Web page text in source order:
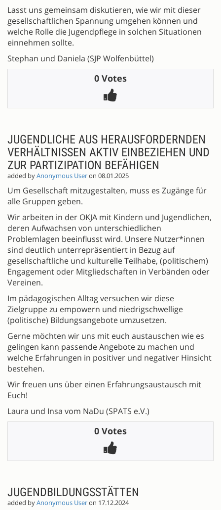
Lasst uns gemeinsam diskutieren, wie wir mit dieser
gesellschaftlichen Spannung umgehen können und
welche Rolle die Jugendpflege in solchen Situationen
einnehmen sollte.
Stephan und Daniela (SJP Wolfenbüttel)
0 Votes
JUGENDLICHE AUS HERAUSFORDERNDEN
VERHÄLTNISSEN AKTIV EINBEZIEHEN UND
ZUR PARTIZIPATION BEFÄHIGEN
added byAnonymous Useron 08.01.2025
Um Gesellschaft mitzugestalten, muss es Zugänge für
alle Gruppen geben.
Wir arbeiten in der OKJA mit Kindern und Jugendlichen,
deren Aufwachsen von unterschiedlichen
Problemlagen beeinflusst wird. Unsere Nutzer*innen
sind deutlich unterrepräsentiert in Bezug auf
gesellschaftliche und kulturelle Teilhabe, (politischem)
Engagement oder Mitgliedschaften in Verbänden oder
Vereinen.
Im pädagogischen Alltag versuchen wir diese
Zielgruppe zu empowern und niedrigschwellige
(politische) Bildungsangebote umzusetzen.
Gerne möchten wir uns mit euch austauschen wie es
gelingen kann passende Angebote zu machen und
welche Erfahrungen in positiver und negativer Hinsicht
bestehen.
Wir freuen uns über einen Erfahrungsaustausch mit
Euch!
Laura und Insa vom NaDu (SPATS e.V.)
0 Votes
JUGENDBILDUNGSSTÄTTEN
added byAnonymous Useron 17.12.2024